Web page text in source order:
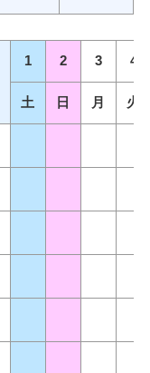
1 2 3 4
土 日 月 火